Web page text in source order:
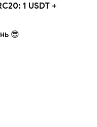
1 USDT +
😎